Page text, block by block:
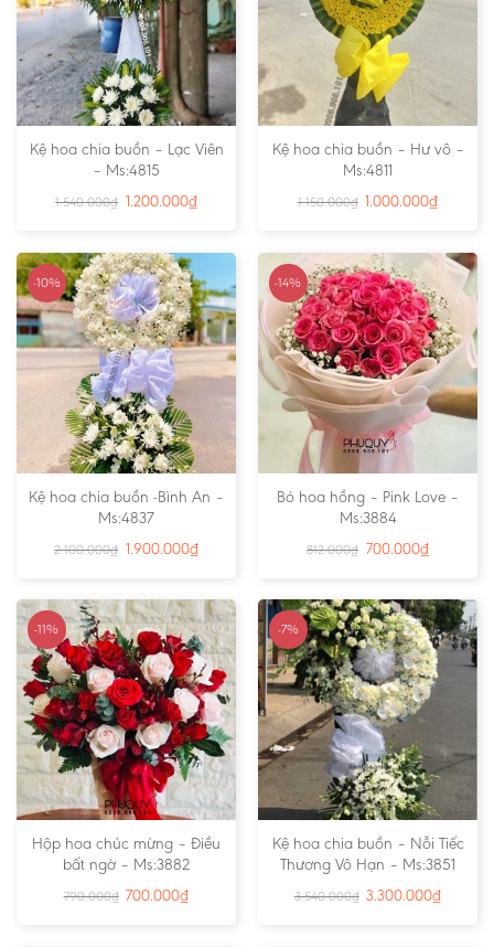
Kệ hoa chia buồn – Lạc Viên
– Ms:4815
1.540.000₫ 1.200.000₫
Kệ hoa chia buồn – Hư vô –
Ms:4811
1.150.000₫ 1.000.000₫
-10%
Kệ hoa chia buồn -Bình An –
Ms:4837
2.100.000₫ 1.900.000₫
-14%
Bó hoa hồng – Pink Love –
Ms:3884
812.000₫ 700.000₫
-11%
Hộp hoa chúc mừng – Điều
bất ngờ – Ms:3882
790.000₫ 700.000₫
-7%
Kệ hoa chia buồn – Nỗi Tiếc
Thương Vô Hạn – Ms:3851
3.540.000₫ 3.300.000₫